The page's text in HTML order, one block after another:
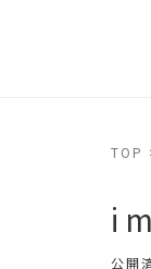
TOP
公開